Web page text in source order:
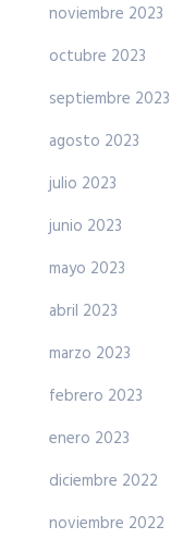
noviembre 2023
octubre 2023
septiembre 2023
agosto 2023
julio 2023
junio 2023
mayo 2023
abril 2023
marzo 2023
febrero 2023
enero 2023
diciembre 2022
noviembre 2022